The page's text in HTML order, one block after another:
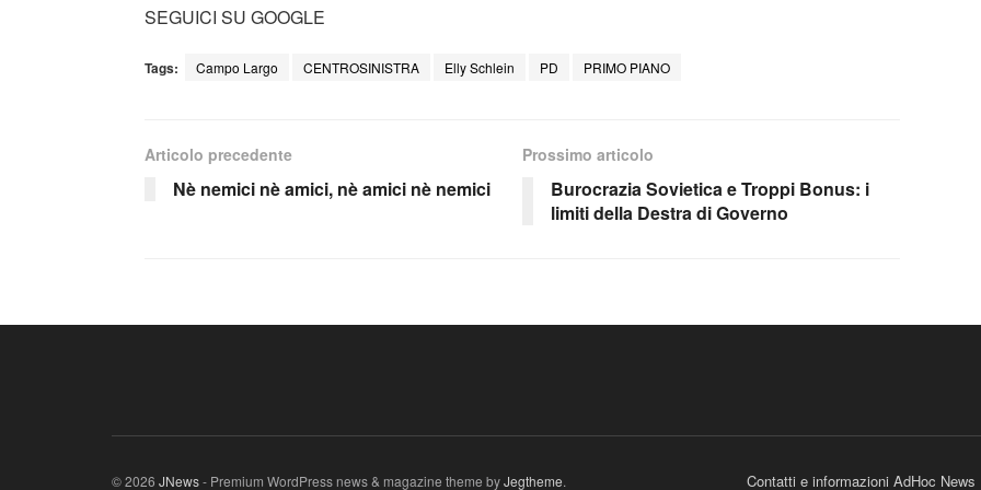
SEGUICI SU GOOGLE
Tags: Campo Largo CENTROSINISTRA Elly Schlein PD PRIMO PIANO
Articolo precedente
Nè nemici nè amici, nè amici nè nemici
Prossimo articolo
Burocrazia Sovietica e Troppi Bonus: i
limiti della Destra di Governo
Contatti e informazioni AdHoc News
© 2026 JNews- Premium WordPress news & magazine theme byJegtheme.